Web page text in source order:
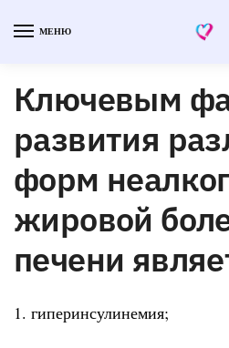
МЕНЮ
Ключевым
развития
форм
жировой
печени
1. гиперинсулинемия;